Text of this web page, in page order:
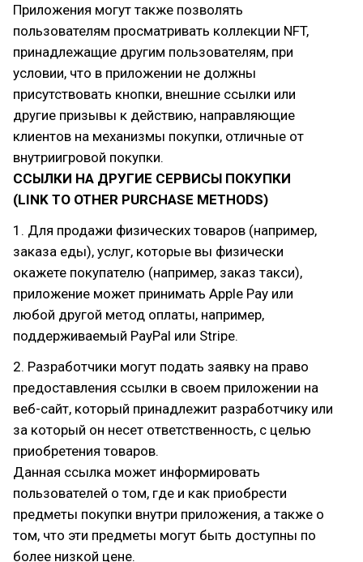
Приложения могут также позволять
пользователям просматривать коллекции NFT,
принадлежащие другим пользователям, при
условии, что в приложении не должны
присутствовать кнопки, внешние ссылки или
другие призывы к действию, направляющие
клиентов на механизмы покупки, отличные от
внутриигровой покупки.
ССЫЛКИ НА ДРУГИЕ СЕРВИСЫ ПОКУПКИ
(LINK TO OTHER PURCHASE METHODS)
1. Для продажи физических товаров (например,
заказа еды), услуг, которые вы физически
окажете покупателю (например, заказ такси),
приложение может принимать Apple Pay или
любой другой метод оплаты, например,
поддерживаемый PayPal или Stripe.
2. Разработчики могут подать заявку на право
предоставления ссылки в своем приложении на
веб-сайт, который принадлежит разработчику или
за который он несет ответственность, с целью
приобретения товаров.
Данная ссылка может информировать
пользователей о том, где и как приобрести
предметы покупки внутри приложения, а также о
том, что эти предметы могут быть доступны по
более низкой цене.